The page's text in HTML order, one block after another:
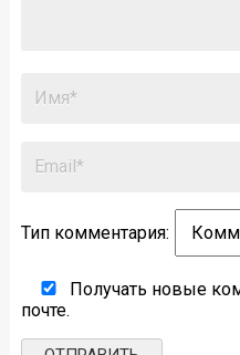
Тип комментария:
Получать новые
почте.